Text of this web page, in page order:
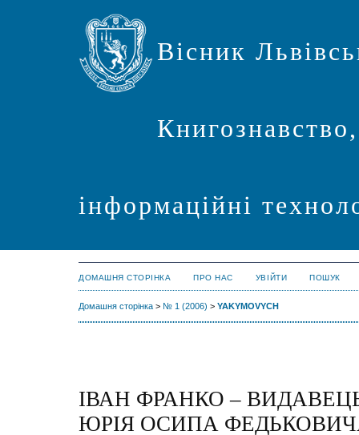
Вісник
інформаційні
ДОМАШНЯ СТОРІНКА ПРО НАС УВІЙТИ ПОШУК
Домашня сторінка > № 1 (2006) > YAKYMOVYCH
ІВАН ФРАНКО –
ЮРІЯ ОСИПА